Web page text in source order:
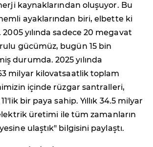
kaynaklarından oluşuyor. Bu
ayaklarından biri, elbette ki
yılında sadece 20 megavat
gücümüz, bugün 15 bin
durumda. 2025 yılında
milyar kilovatsaatlik toplam
içinde rüzgar santralleri,
bir paya sahip. Yıllık 34.5 milyar
üretimi ile tüm zamanların
ulaştık" bilgisini paylaştı.